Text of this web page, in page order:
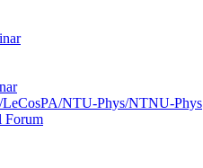
NTU-Phys/NTNU-Phys
Forum